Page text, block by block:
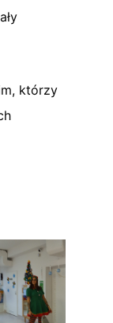
którzy